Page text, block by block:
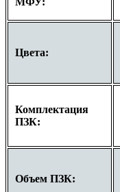
Цвета:
Комплектация
ПЗК:
Объем ПЗК: